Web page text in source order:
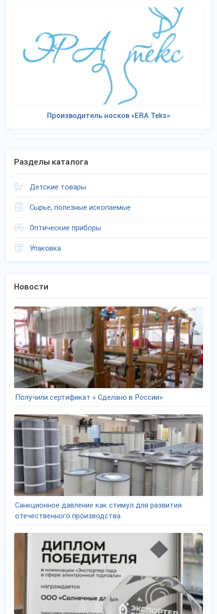
Производитель носков «ERA Teks»
Разделы каталога
Детские товары
Сырье, полезные ископаемые
Оптические приборы
Упаковка
Новости
Получили сертификат « Сделано в России»
Санкционное давление как стимул для развития
отечественного производства